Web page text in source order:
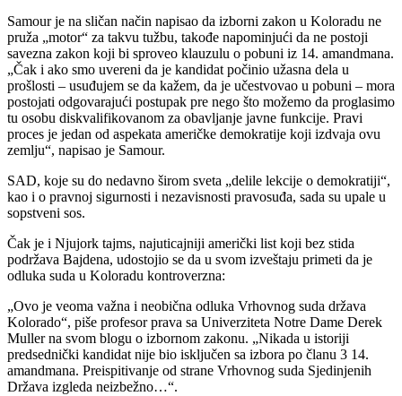
Samour je na sličan način napisao da izborni zakon u Koloradu ne
pruža „motor“ za takvu tužbu, takođe napominjući da ne postoji
savezna zakon koji bi sproveo klauzulu o pobuni iz 14. amandmana.
„Čak i ako smo uvereni da je kandidat počinio užasna dela u
prošlosti – usuđujem se da kažem, da je učestvovao u pobuni – mora
postojati odgovarajući postupak pre nego što možemo da proglasimo
tu osobu diskvalifikovanom za obavljanje javne funkcije. Pravi
proces je jedan od aspekata američke demokratije koji izdvaja ovu
zemlju“, napisao je Samour.
SAD, koje su do nedavno širom sveta „delile lekcije o demokratiji“,
kao i o pravnoj sigurnosti i nezavisnosti pravosuđa, sada su upale u
sopstveni sos.
Čak je i Njujork tajms, najuticajniji američki list koji bez stida
podržava Bajdena, udostojio se da u svom izveštaju primeti da je
odluka suda u Koloradu kontroverzna:
„Ovo je veoma važna i neobična odluka Vrhovnog suda država
Kolorado“, piše profesor prava sa Univerziteta Notre Dame Derek
Muller na svom blogu o izbornom zakonu. „Nikada u istoriji
predsednički kandidat nije bio isključen sa izbora po članu 3 14.
amandmana. Preispitivanje od strane Vrhovnog suda Sjedinjenih
Država izgleda neizbežno…“.